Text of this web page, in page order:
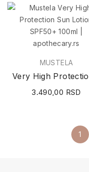
MUSTELA
3.490,00 RSD
1